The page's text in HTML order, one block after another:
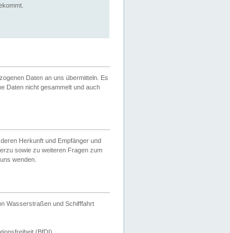
Daten an uns übermitteln. Es
Daten nicht gesammelt und auch
Herkunft und Empfänger und
sowie zu weiteren Fragen zum
wenden.
Wasserstraßen und Schifffahrt